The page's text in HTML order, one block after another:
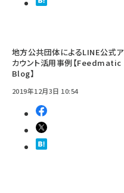
地方公共団体によるLINE公式ア
カウント活用事例【Feedmatic
Blog】
2019年12月3日 10:54